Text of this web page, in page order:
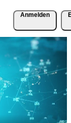
Anmelden